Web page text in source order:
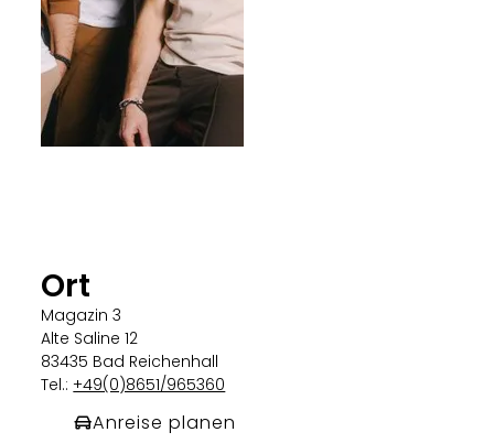
Ort
Magazin 3
Alte Saline 12
83435 Bad Reichenhall
Tel.:+49(0)8651/965360
Anreise planen